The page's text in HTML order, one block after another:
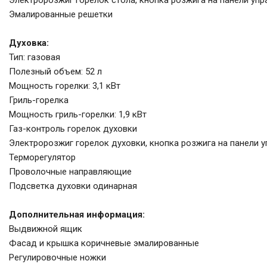
Эмалированные решетки
Духовка:
Тип: газовая
Полезный объем: 52 л
Мощность горелки: 3,1 кВт
Гриль-горелка
Мощность гриль-горелки: 1,9 кВт
Газ-контроль горелок духовки
Электророзжиг горелок духовки, кнопка розжига на панели
Терморегулятор
Проволочные направляющие
Подсветка духовки одинарная
Дополнительная информация:
Выдвижной ящик
Фасад и крышка коричневые эмалированные
Регулировочные ножки